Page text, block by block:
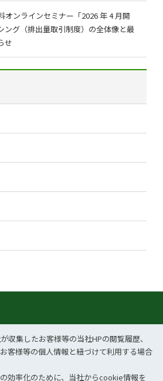
オンラインセミナー「2026 年 4 月開
ング（排出量取引制度）の全体像と最
せ
事業紹介
ニュース
収集したお客様等の当社HPの閲覧履歴、
客様等の個⼈情報と紐づけて利⽤する場合
効率化のために、当社からcookie情報を